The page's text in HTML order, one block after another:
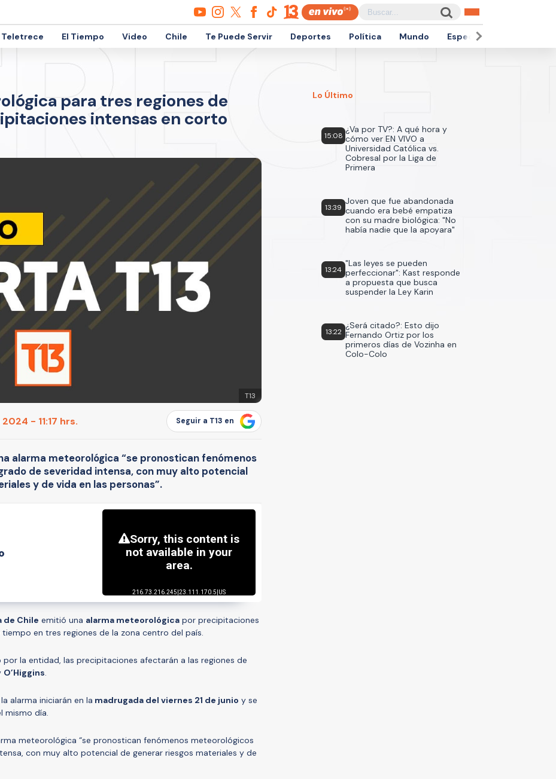
El Tiempo Video Chile Te Puede Servir Deportes Política Mundo Espectáculos
para tres regiones de
intensas en corto
T13
- 11:17 hrs. Seguir a T13 en
alarma meteorológica “se pronostican fenómenos
de severidad intensa, con muy alto potencial
y de vida en las personas”.
de Chile emitió una alarma meteorológica por precipitaciones
en tres regiones de la zona centro del país.
la entidad, las precipitaciones afectarán a las regiones de
O’Higgins.
alarma iniciarán en la madrugada del viernes 21 de junio y se
mismo día.
meteorológica “se pronostican fenómenos meteorológicos
con muy alto potencial de generar riesgos materiales y de
Lo Último
15:08
¿Va por TV?: A qué hora y
cómo ver EN VIVO a
Universidad Católica vs.
Cobresal por la Liga de
Primera
13:39
Joven que fue abandonada
cuando era bebé empatiza
con su madre biológica: "No
había nadie que la apoyara"
13:24
"Las leyes se pueden
perfeccionar": Kast responde
a propuesta que busca
suspender la Ley Karin
13:22
¿Será citado?: Esto dijo
Fernando Ortiz por los
primeros días de Vozinha en
Colo-Colo